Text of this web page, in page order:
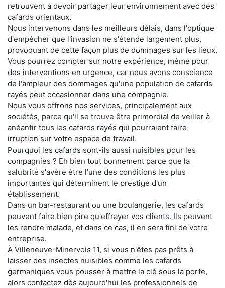
retrouvent à devoir partager leur environnement avec des
cafards orientaux.
Nous intervenons dans les meilleurs délais, dans l'optique
d'empêcher que l'invasion ne s'étende largement plus,
provoquant de cette façon plus de dommages sur les lieux.
Vous pourrez compter sur notre expérience, même pour
des interventions en urgence, car nous avons conscience
de l'ampleur des dommages qu'une population de cafards
rayés peut occasionner dans une compagnie.
Nous vous offrons nos services, principalement aux
sociétés, parce qu'il se trouve être primordial de veiller à
anéantir tous les cafards rayés qui pourraient faire
irruption sur votre espace de travail.
Pourquoi les cafards sont-ils aussi nuisibles pour les
compagnies ? Eh bien tout bonnement parce que la
salubrité s'avère être l'une des conditions les plus
importantes qui déterminent le prestige d'un
établissement.
Dans un bar-restaurant ou une boulangerie, les cafards
peuvent faire bien pire qu'effrayer vos clients. Ils peuvent
les rendre malade, et dans ce cas, il en sera fini de votre
entreprise.
À Villeneuve-Minervois 11, si vous n'êtes pas prêts à
laisser des insectes nuisibles comme les cafards
germaniques vous pousser à mettre la clé sous la porte,
alors contactez dès aujourd'hui les professionnels de